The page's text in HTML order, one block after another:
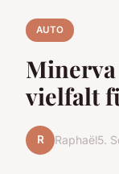
AUTO
vielfalt
R Raphaël5.